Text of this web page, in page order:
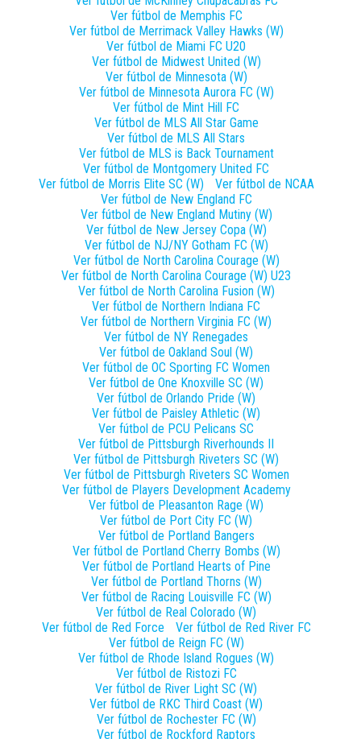
Ver fútbol de Memphis FC
Ver fútbol de Merrimack Valley Hawks (W)
Ver fútbol de Miami FC U20
Ver fútbol de Midwest United (W)
Ver fútbol de Minnesota (W)
Ver fútbol de Minnesota Aurora FC (W)
Ver fútbol de Mint Hill FC
Ver fútbol de MLS All Star Game
Ver fútbol de MLS All Stars
Ver fútbol de MLS is Back Tournament
Ver fútbol de Montgomery United FC
Ver fútbol de Morris Elite SC (W) Ver fútbol de NCAA
Ver fútbol de New England FC
Ver fútbol de New England Mutiny (W)
Ver fútbol de New Jersey Copa (W)
Ver fútbol de NJ/NY Gotham FC (W)
Ver fútbol de North Carolina Courage (W)
Ver fútbol de North Carolina Courage (W) U23
Ver fútbol de North Carolina Fusion (W)
Ver fútbol de Northern Indiana FC
Ver fútbol de Northern Virginia FC (W)
Ver fútbol de NY Renegades
Ver fútbol deOakland Soul (W)
Ver fútbol deOC Sporting FC Women
Ver fútbol deOne Knoxville SC (W)
Ver fútbol deOrlando Pride (W)
Ver fútbol de Paisley Athletic (W)
Ver fútbol de PCU Pelicans SC
Ver fútbol de Pittsburgh Riverhounds II
Ver fútbol de Pittsburgh Riveters SC (W)
Ver fútbol de Pittsburgh Riveters SC Women
Ver fútbol de Players Development Academy
Ver fútbol de Pleasanton Rage (W)
Ver fútbol de Port City FC (W)
Ver fútbol de Portland Bangers
Ver fútbol de Portland Cherry Bombs (W)
Ver fútbol de Portland Hearts of Pine
Ver fútbol de Portland Thorns (W)
Ver fútbol de Racing Louisville FC (W)
Ver fútbol de Real Colorado (W)
Ver fútbol de Red Force Ver fútbol de Red River FC
Ver fútbol de Reign FC (W)
Ver fútbol de Rhode Island Rogues (W)
Ver fútbol de Ristozi FC
Ver fútbol de River Light SC (W)
Ver fútbol de RKC Third Coast (W)
Ver fútbol de Rochester FC (W)
Ver fútbol de Rockford Raptors